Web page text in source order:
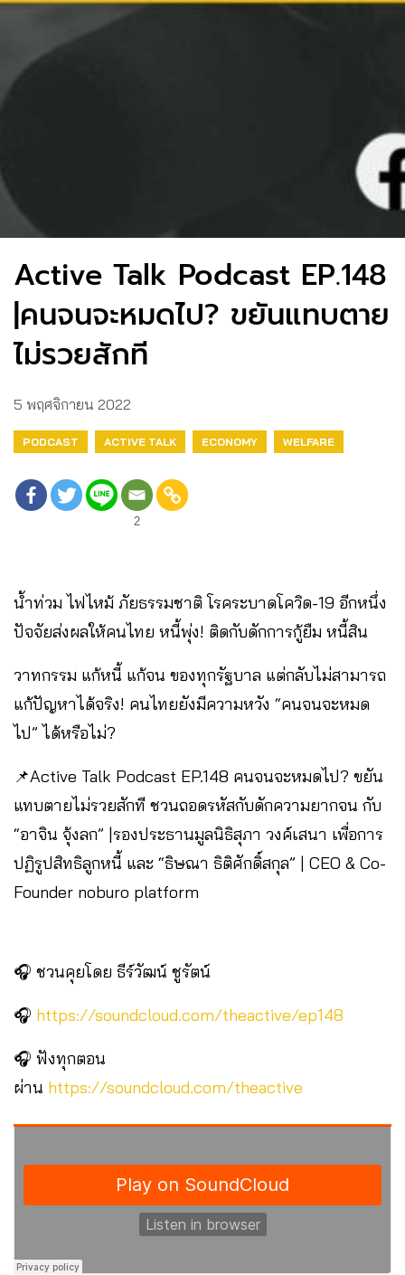
Active Talk Podcast EP.148
|คนจนจะหมดไป? ขยันแทบตาย
ไม่รวยสักที
5 พฤศจิกายน 2022
PODCAST ACTIVE TALK ECONOMY WELFARE
2
น้ำท่วม ไฟไหม้ ภัยธรรมชาติ โรคระบาดโควิด-19 อีกหนึ่ง
ปัจจัยส่งผลให้คนไทย หนี้พุ่ง! ติดกับดักการกู้ยืม หนี้สิน
วาทกรรม แก้หนี้ แก้จน ของทุกรัฐบาล แต่กลับไม่สามารถ
แก้ปัญหาได้จริง! คนไทยยังมีความหวัง “คนจนจะหมด
ไป” ได้หรือไม่?
📌Active Talk Podcast EP.148 คนจนจะหมดไป? ขยัน
แทบตายไม่รวยสักที ชวนถอดรหัสกับดักความยากจน กับ
“อาจิน จุ้งลก” |รองประธานมูลนิธิสุภา วงค์เสนา เพื่อการ
ปฏิรูปสิทธิลูกหนี้ และ “ธิษณา ธิติศักดิ์สกุล” | CEO & Co-
Founder noburo platform
🎧 ชวนคุยโดย ธีร์วัฒน์ ชูรัตน์
🎧 https://soundcloud.com/theactive/ep148
🎧 ฟังทุกตอน
ผ่าน https://soundcloud.com/theactive